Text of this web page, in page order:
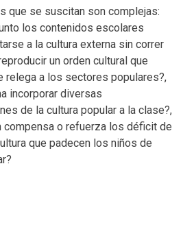
que se suscitan son complejas:
los contenidos escolares
a la cultura externa sin correr
un orden cultural que
relega a los sectores populares?,
incorporar diversas
de la cultura popular a la clase?,
compensa o refuerza los déficit de
que padecen los niños de